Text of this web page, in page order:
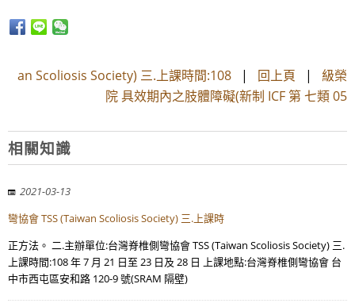
an Scoliosis Society) 三.上課時間:108 | 回上頁 | 級榮
院 具效期內之肢體障礙(新制 ICF 第 七類 05
相關知識
2021-03-13
彎協會 TSS (Taiwan Scoliosis Society) 三.上課時
正方法。 二.主辦單位:台灣脊椎側彎協會 TSS (Taiwan Scoliosis Society) 三.
上課時間:108 年 7 月 21 日至 23 日及 28 日 上課地點:台灣脊椎側彎協會 台
中市西屯區安和路 120-9 號(SRAM 隔壁)